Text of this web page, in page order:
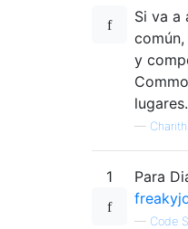
Si va a
y
lugares.
—
1
Para
— Code